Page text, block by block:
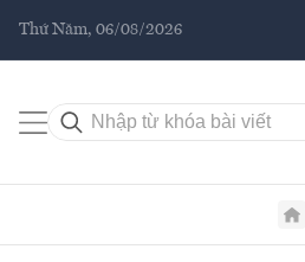
Thứ Năm, 06/08/2026